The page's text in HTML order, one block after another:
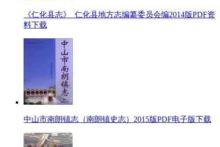
《仁化县志》_仁化县地方志编纂委员会编2014版PDF资
料下载
中山市南朗镇志（南朗镇史志）2015版PDF电子版下载